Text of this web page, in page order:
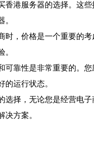
香港服务器的选择。这
。
时，价格是一个重要的
。
可靠性是非常重要的。
的运行状态。
选择，无论您是经营电
决方案。